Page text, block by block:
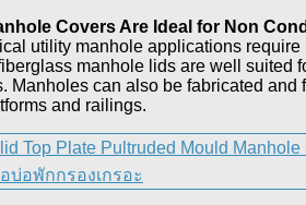
Covers Are Ideal for Non
utility manhole applications
manhole lids are well suited
Manholes can also be fabricated and
and railings.